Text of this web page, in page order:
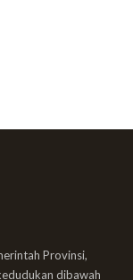
Provinsi,
dibawah